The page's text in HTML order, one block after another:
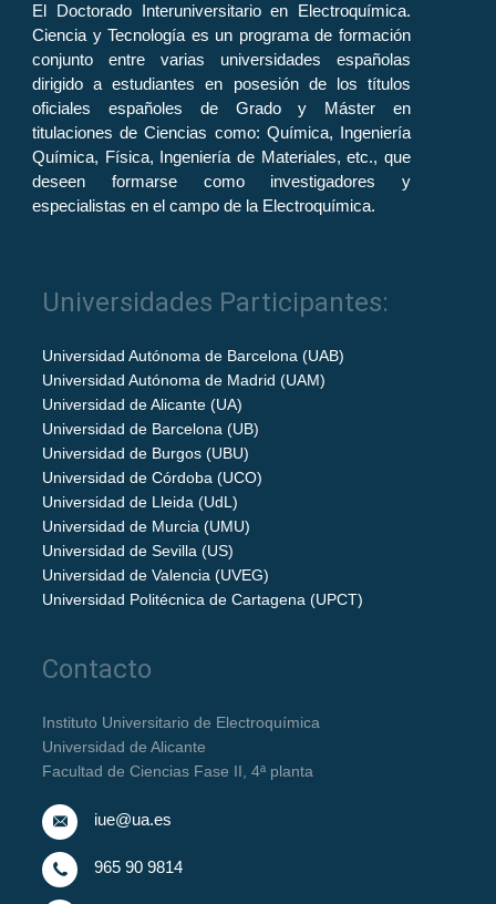
El Doctorado Interuniversitario en Electroquímica.
Ciencia y Tecnología es un programa de formación
conjunto entre varias universidades españolas
dirigido a estudiantes en posesión de los títulos
oficiales españoles de Grado y Máster en
titulaciones de Ciencias como: Química, Ingeniería
Química, Física, Ingeniería de Materiales, etc., que
deseen formarse como investigadores y
especialistas en el campo de la Electroquímica.
Universidades Participantes:
Universidad Autónoma de Barcelona (UAB)
Universidad Autónoma de Madrid (UAM)
Universidad de Alicante (UA)
Universidad de Barcelona (UB)
Universidad de Burgos (UBU)
Universidad de Córdoba (UCO)
Universidad de Lleida (UdL)
Universidad de Murcia (UMU)
Universidad de Sevilla (US)
Universidad de Valencia (UVEG)
Universidad Politécnica de Cartagena (UPCT)
Contacto
Instituto Universitario de Electroquímica
Universidad de Alicante
Facultad de Ciencias Fase II, 4ª planta
iue@ua.es
965 90 9814